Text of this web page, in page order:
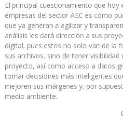
El principal cuestionamiento que hoy
empresas del sector AEC es cómo
que ya generan a agilizar y
análisis les dará dirección a sus
digital, pues estos no solo van de la
sus archivos, sino de tener
proyecto, así como acceso a datos
tomar decisiones más inteligentes
mejoren sus márgenes y, por
medio ambiente.